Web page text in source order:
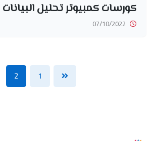
كورسات كمبيوتر تحليل البيانات
07/10/2022
1
2